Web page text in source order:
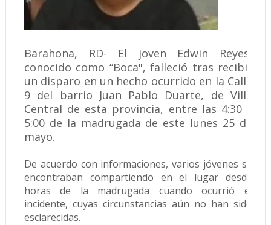
Barahona, RD- El joven Edwin Reyes,
conocido como “Boca", falleció tras recibir
un disparo en un hecho ocurrido en la Calle
9 del barrio Juan Pablo Duarte, de Villa
Central de esta provincia, entre las 4:30 y
5:00 de la madrugada de este lunes 25 de
mayo.
De acuerdo con informaciones, varios jóvenes se
encontraban compartiendo en el lugar desde
horas de la madrugada cuando ocurrió el
incidente, cuyas circunstancias aún no han sido
esclarecidas.